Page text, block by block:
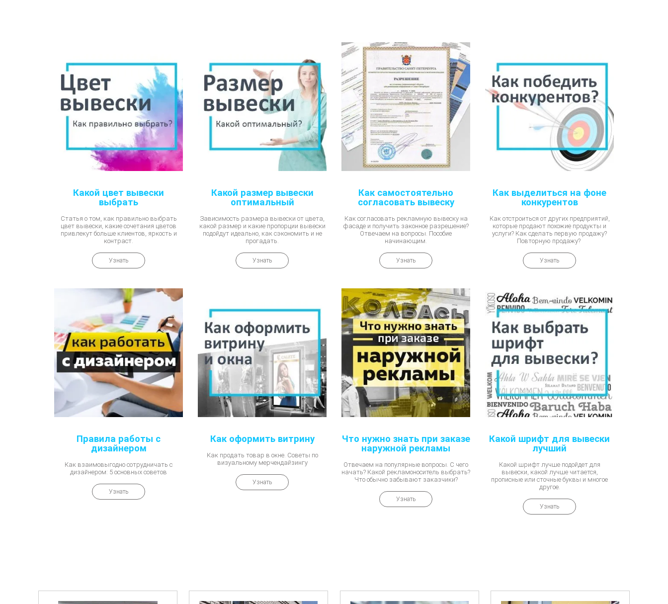
Какой цвет вывески
выбрать
Статья о том, как правильно выбрать
цвет вывески, какие сочетания цветов
привлекут больше клиентов, яркость и
контраст.
Узнать
Какой размер вывески
оптимальный
Зависимость размера вывески от цвета,
какой размер и какие пропорции вывески
подойдут идеально, как сэкономить и не
прогадать.
Узнать
Как самостоятельно
согласовать вывеску
Как согласовать рекламную вывеску на
фасаде и получить законное разрешение?
Отвечаем на вопросы. Пособие
начинающим.
Узнать
Как выделиться на фоне
конкурентов
Как отстроиться от других предприятий,
которые продают похожие продукты и
услуги? Как сделать первую продажу?
Повторную продажу?
Узнать
Правила работы с
дизайнером
Как взаимовыгодно сотрудничать с
дизайнером: 5 основных советов
Узнать
Как оформить витрину
Как продать товар в окне. Советы по
визуальному мерчендайзингу
Узнать
Что нужно знать при заказе
наружной рекламы
Отвечаем на популярные вопросы. С чего
начать? Какой рекламоноситель выбрать?
Что обычно забывают заказчики?
Узнать
Какой шрифт для вывески
лучший
Какой шрифт лучше подойдет для
вывески, какой лучше читается,
прописные или сточные буквы и многое
другое.
Узнать